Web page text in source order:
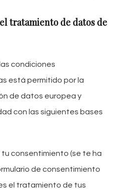
tratamiento de datos de
condiciones
está permitido por la
de datos europea y
con las siguientes bases
consentimiento (se te ha
de consentimiento
el tratamiento de tus